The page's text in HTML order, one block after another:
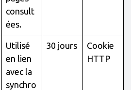
consult
ées.
Utilisé
en lien
avec la
synchro
30 jours
Cookie
HTTP